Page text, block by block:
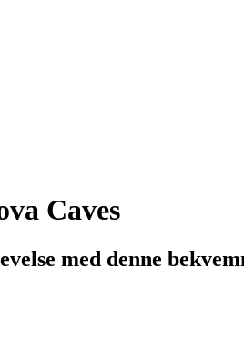
Caves
med denne